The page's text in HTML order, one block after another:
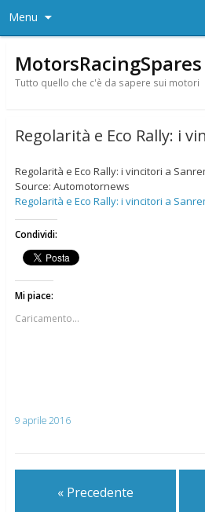
Menu
MotorsRacingSpares
Tutto quello che c'è da sapere sui motori
Regolarità e Eco Rally: i
Regolarità e Eco Rally: i vincitori a
Source: Automotornews
Regolarità e Eco Rally: i vincitori a
Condividi:
Mi piace:
Caricamento...
9 aprile 2016
« Precedente